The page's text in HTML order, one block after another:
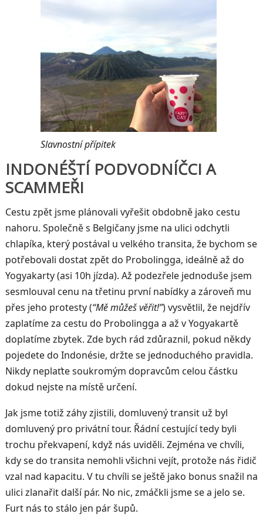
Slavnostní přípitek
INDONÉŠTÍ PODVODNÍČCI A
SCAMMEŘI
Cestu zpět jsme plánovali vyřešit obdobně jako cestu
nahoru. Společně s Belgičany jsme na ulici odchytli
chlapíka, který postával u velkého transita, že bychom se
potřebovali dostat zpět do Probolingga, ideálně až do
Yogyakarty (asi 10h jízda). Až podezřele jednoduše jsem
sesmlouval cenu na třetinu první nabídky a zároveň mu
přes jeho protesty (“Mě můžeš věřit!”) vysvětlil, že nejdřív
zaplatíme za cestu do Probolingga a až v Yogyakartě
doplatíme zbytek. Zde bych rád zdůraznil, pokud někdy
pojedete do Indonésie, držte se jednoduchého pravidla.
Nikdy neplaťte soukromým dopravcům celou částku
dokud nejste na místě určení.
Jak jsme totiž záhy zjistili, domluvený transit už byl
domluvený pro privátní tour. Řádní cestující tedy byli
trochu překvapení, když nás uviděli. Zejména ve chvíli,
kdy se do transita nemohli všichni vejít, protože nás řidič
vzal nad kapacitu. V tu chvíli se ještě jako bonus snažil na
ulici zlanařit další pár. No nic, zmáčkli jsme se a jelo se.
Furt nás to stálo jen pár šupů.